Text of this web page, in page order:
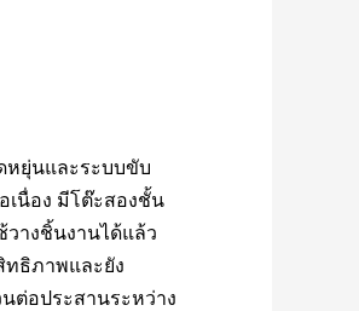
หยุ่นและระบบขับ
เนื่อง มีโต๊ะสองชั้น
างชิ้นงานได้แล้ว
ทธิภาพและยัง
ต่อประสานระหว่าง